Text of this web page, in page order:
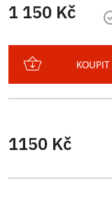
1 150 Kč
KOUPIT
1150 Kč